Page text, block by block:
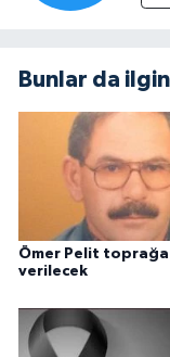
Bunlar da
Ömer Pelit toprağa
verilecek